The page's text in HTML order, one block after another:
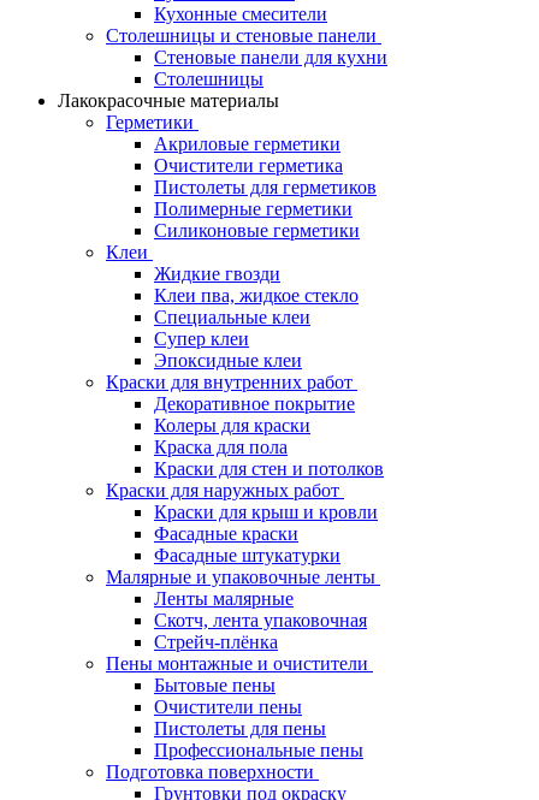
Кухонные смесители
Столешницы и стеновые панели
Стеновые панели для кухни
Столешницы
Лакокрасочные материалы
Герметики
Акриловые герметики
Очистители герметика
Пистолеты для герметиков
Полимерные герметики
Силиконовые герметики
Клеи
Жидкие гвозди
Клеи пва, жидкое стекло
Специальные клеи
Супер клеи
Эпоксидные клеи
Краски для внутренних работ
Декоративное покрытие
Колеры для краски
Краска для пола
Краски для стен и потолков
Краски для наружных работ
Краски для крыш и кровли
Фасадные краски
Фасадные штукатурки
Малярные и упаковочные ленты
Ленты малярные
Скотч, лента упаковочная
Стрейч-плёнка
Пены монтажные и очистители
Бытовые пены
Очистители пены
Пистолеты для пены
Профессиональные пены
Подготовка поверхности
Грунтовки под окраску